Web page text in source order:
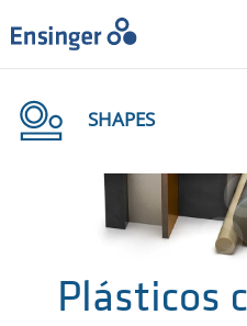
SU CONSULTA
Inicio
SHAPES
Plásticos